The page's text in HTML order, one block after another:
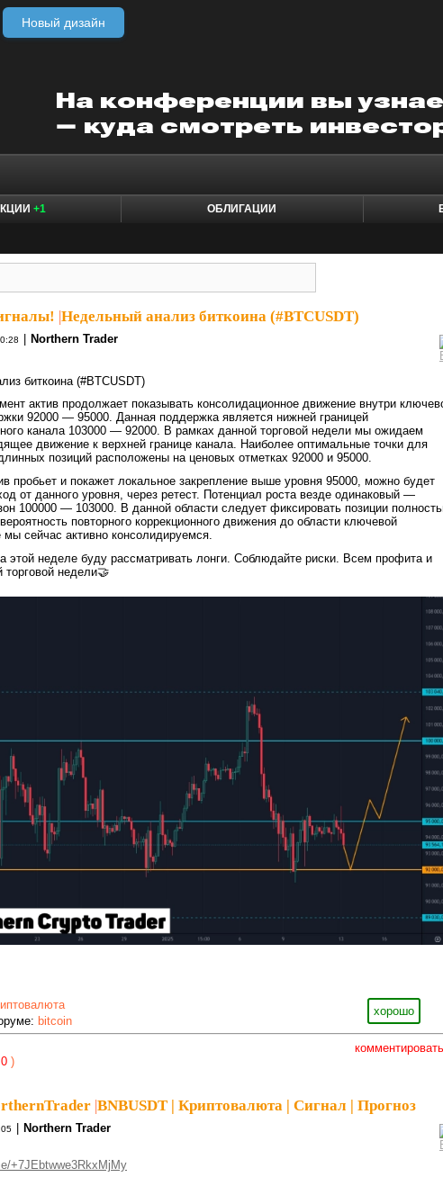
Новый дизайн
+1 ОБЛИГАЦИИ
Недельный анализ биткоина (#BTCUSDT)
Northern Trader
биткоина (#BTCUSDT)
актив продолжает показывать консолидационное движение внутри
92000 — 95000. Данная поддержка является нижней границей
канала 103000 — 92000. В рамках данной торговой недели мы ожидаем
движение к верхней границе канала. Наиболее оптимальные точки для
позиций расположены на ценовых отметках 92000 и 95000.
пробьет и покажет локальное закрепление выше уровня 95000, можно будет
от данного уровня, через ретест. Потенциал роста везде одинаковый —
100000 — 103000. В данной области следует фиксировать позиции
повторного коррекционного движения до области ключевой
сейчас активно консолидируемся.
этой неделе буду рассматривать лонги. Соблюдайте риски. Всем профита и
торговой недели🤝
хорошо
bitcoin
комментировать
0 )
|BNBUSDT | Криптовалюта | Сигнал | Прогноз
Northern Trader
+7JEbtwwe3RkxMjMy